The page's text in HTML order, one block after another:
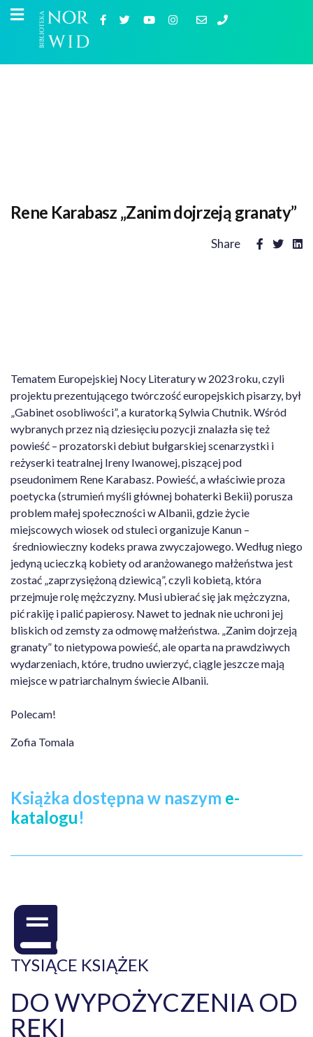
Rene Karabasz „Zanim dojrzeją granaty”
Share
Tematem Europejskiej Nocy Literatury w 2023 roku, czyli
projektu prezentującego twórczość europejskich pisarzy, był
„Gabinet osobliwości”, a kuratorką Sylwia Chutnik. Wśród
wybranych przez nią dziesięciu pozycji znalazła się też
powieść – prozatorski debiut bułgarskiej scenarzystki i
reżyserki teatralnej Ireny Iwanowej, piszącej pod
pseudonimem Rene Karabasz. Powieść, a właściwie proza
poetycka (strumień myśli głównej bohaterki Bekii) porusza
problem małej społeczności w Albanii, gdzie życie
miejscowych wiosek od stuleci organizuje Kanun –
średniowieczny kodeks prawa zwyczajowego. Według niego
jedyną ucieczką kobiety od aranżowanego małżeństwa jest
zostać „zaprzysiężoną dziewicą”, czyli kobietą, która
przejmuje rolę mężczyzny. Musi ubierać się jak mężczyzna,
pić rakiję i palić papierosy. Nawet to jednak nie uchroni jej
bliskich od zemsty za odmowę małżeństwa. „Zanim dojrzeją
granaty” to nietypowa powieść, ale oparta na prawdziwych
wydarzeniach, które, trudno uwierzyć, ciągle jeszcze mają
miejsce w patriarchalnym świecie Albanii.
Polecam!
Zofia Tomala
Książka dostępna w naszym e-
katalogu!
TYSIĄCE KSIĄŻEK
DO WYPOŻYCZENIA OD
RĘKI